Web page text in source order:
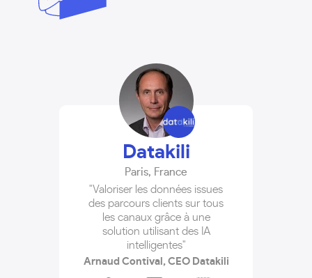
Datakili
Paris, France
"Valoriser les données issues
des parcours clients sur tous
les canaux grâce à une
solution utilisant des IA
intelligentes"
Arnaud Contival, CEO Datakili